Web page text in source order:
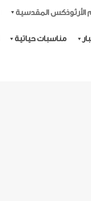
الأرثوذكس المقدسية
مناسبات حياتية